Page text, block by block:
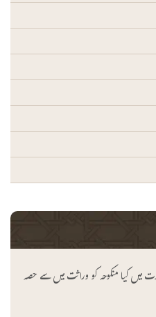
کیا منکوحہ کو وراثت میں سے حصہ